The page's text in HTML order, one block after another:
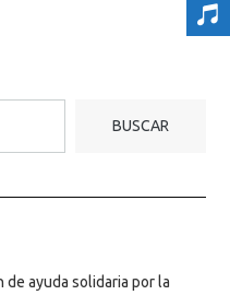
BUSCAR
ayuda solidaria por la